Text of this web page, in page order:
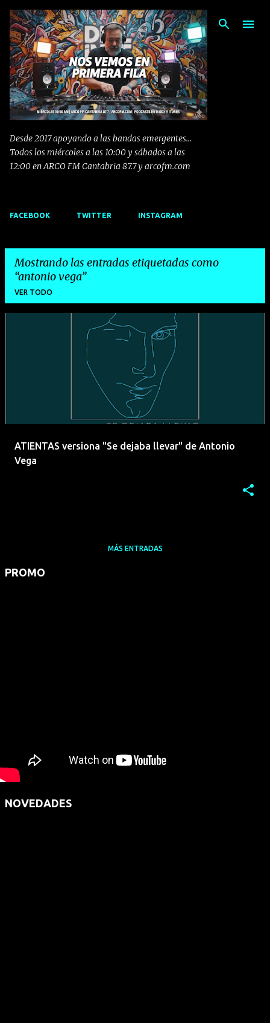
Ir al contenido principal
Desde 2017 apoyando a las bandas emergentes...
Todos los miércoles a las 10:00 y sábados a las
12:00 en ARCO FM Cantabria 87.7 y arcofm.com
FACEBOOK TWITTER INSTAGRAM
Mostrando las entradas etiquetadas como
antonio vega
VER TODO
ATIENTAS versiona "Se dejaba llevar" de Antonio
Vega
MÁS ENTRADAS
PROMO
NOVEDADES